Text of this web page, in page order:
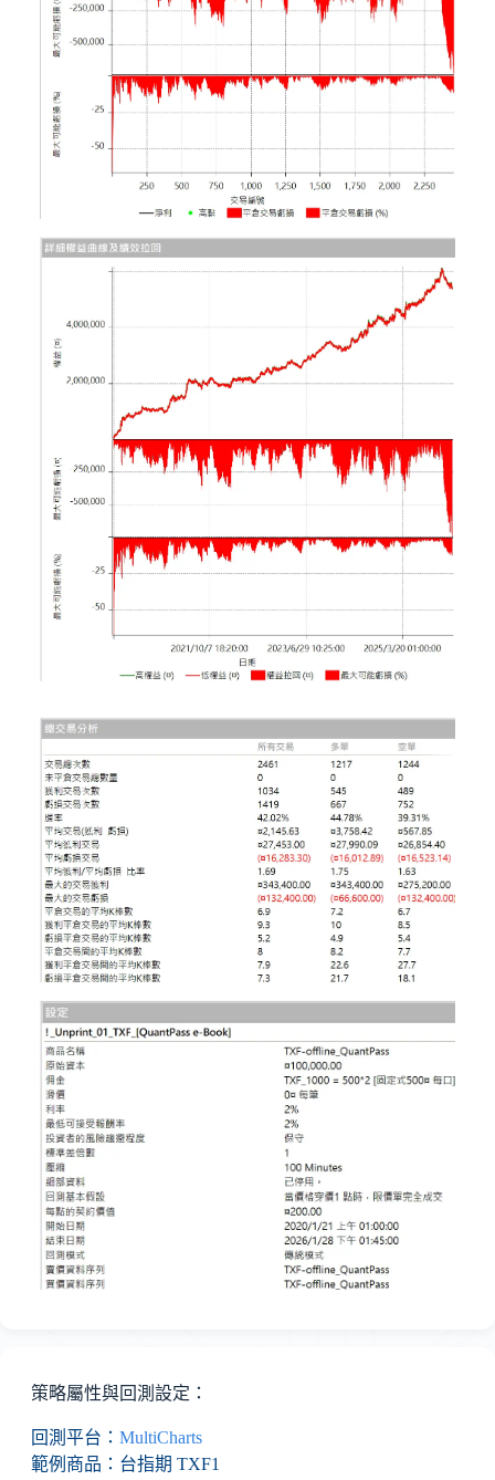
策略屬性與回測設定：
回測平台： MultiCharts
範例商品：台指期 TXF1